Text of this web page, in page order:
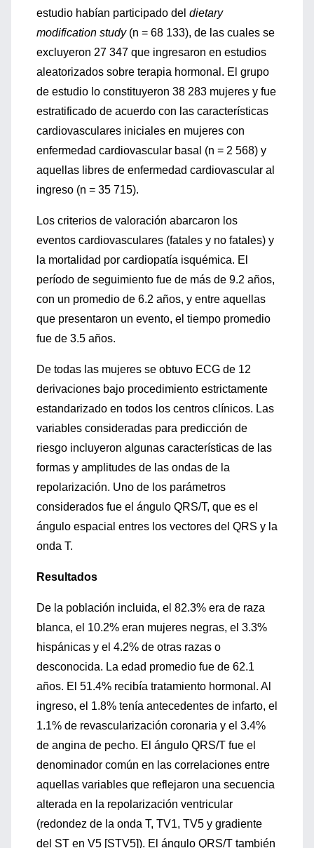
estudio habían participado del dietary
modification study(n = 68 133), de las cuales se
excluyeron 27 347 que ingresaron en estudios
aleatorizados sobre terapia hormonal. El grupo
de estudio lo constituyeron 38 283 mujeres y fue
estratificado de acuerdo con las características
cardiovasculares iniciales en mujeres con
enfermedad cardiovascular basal (n = 2 568) y
aquellas libres de enfermedad cardiovascular al
ingreso (n = 35 715).
Los criterios de valoración abarcaron los
eventos cardiovasculares (fatales y no fatales) y
la mortalidad por cardiopatía isquémica. El
período de seguimiento fue de más de 9.2 años,
con un promedio de 6.2 años, y entre aquellas
que presentaron un evento, el tiempo promedio
fue de 3.5 años.
De todas las mujeres se obtuvo ECG de 12
derivaciones bajo procedimiento estrictamente
estandarizado en todos los centros clínicos. Las
variables consideradas para predicción de
riesgo incluyeron algunas características de las
formas y amplitudes de las ondas de la
repolarización. Uno de los parámetros
considerados fue el ángulo QRS/T, que es el
ángulo espacial entres los vectores del QRS y la
onda T.
Resultados
De la población incluida, el 82.3% era de raza
blanca, el 10.2% eran mujeres negras, el 3.3%
hispánicas y el 4.2% de otras razas o
desconocida. La edad promedio fue de 62.1
años. El 51.4% recibía tratamiento hormonal. Al
ingreso, el 1.8% tenía antecedentes de infarto, el
1.1% de revascularización coronaria y el 3.4%
de angina de pecho. El ángulo QRS/T fue el
denominador común en las correlaciones entre
aquellas variables que reflejaron una secuencia
alterada en la repolarización ventricular
(redondez de la onda T, TV1, TV5 y gradiente
del ST en V5 [STV5]). El ángulo QRS/T también